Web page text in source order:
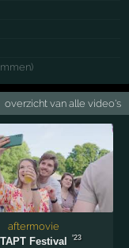
overzicht van alle video's
aftermovie
TAPT Festival
'23